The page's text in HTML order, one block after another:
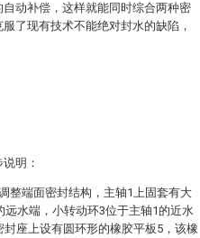
动补偿，这样就能同时综合两种密
了现有技术不能绝对封水的缺陷，
明：
整端面密封结构，主轴1上固套有大
水端，小转动环3位于主轴1的近水
座上设有圆环形的橡胶平板5，该橡